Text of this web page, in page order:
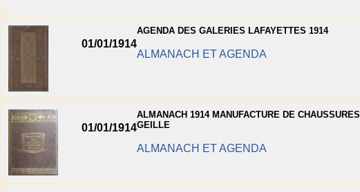
01/01/1914
AGENDA DES GALERIES LAFAYETTES 1914
ALMANACH ET AGENDA
01/01/1914
ALMANACH 1914 MANUFACTURE DE CHAUSSURES
GEILLE
ALMANACH ET AGENDA